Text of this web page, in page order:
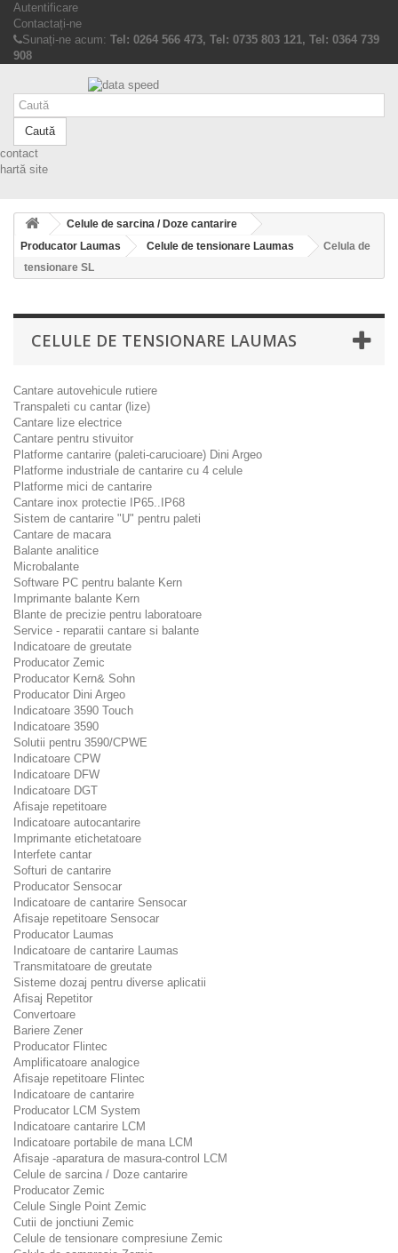
Autentificare
Contactați-ne
Sunați-ne acum: Tel: 0264 566 473, Tel: 0735 803 121, Tel: 0364 739
908
Caută
contact
hartă site
Celule de sarcina / Doze cantarire
Producator Laumas
Celule de tensionare Laumas
Celula de
tensionare SL
CELULE DE TENSIONARE LAUMAS
Cantare autovehicule rutiere
Transpaleti cu cantar (lize)
Cantare lize electrice
Cantare pentru stivuitor
Platforme cantarire (paleti-carucioare) Dini Argeo
Platforme industriale de cantarire cu 4 celule
Platforme mici de cantarire
Cantare inox protectie IP65..IP68
Sistem de cantarire "U" pentru paleti
Cantare de macara
Balante analitice
Microbalante
Software PC pentru balante Kern
Imprimante balante Kern
Blante de precizie pentru laboratoare
Service - reparatii cantare si balante
Indicatoare de greutate
Producator Zemic
Producator Kern& Sohn
Producator Dini Argeo
Indicatoare 3590 Touch
Indicatoare 3590
Solutii pentru 3590/CPWE
Indicatoare CPW
Indicatoare DFW
Indicatoare DGT
Afisaje repetitoare
Indicatoare autocantarire
Imprimante etichetatoare
Interfete cantar
Softuri de cantarire
Producator Sensocar
Indicatoare de cantarire Sensocar
Afisaje repetitoare Sensocar
Producator Laumas
Indicatoare de cantarire Laumas
Transmitatoare de greutate
Sisteme dozaj pentru diverse aplicatii
Afisaj Repetitor
Convertoare
Bariere Zener
Producator Flintec
Amplificatoare analogice
Afisaje repetitoare Flintec
Indicatoare de cantarire
Producator LCM System
Indicatoare cantarire LCM
Indicatoare portabile de mana LCM
Afisaje -aparatura de masura-control LCM
Celule de sarcina / Doze cantarire
Producator Zemic
Celule Single Point Zemic
Cutii de jonctiuni Zemic
Celule de tensionare compresiune Zemic